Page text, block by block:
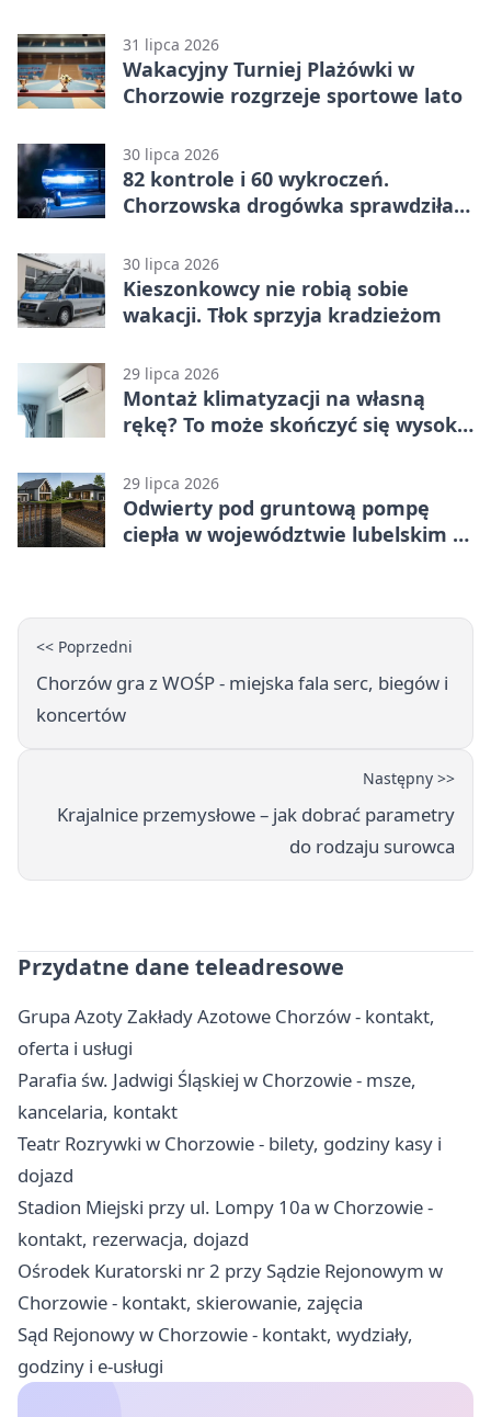
31 lipca 2026
Wakacyjny Turniej Plażówki w
Chorzowie rozgrzeje sportowe lato
30 lipca 2026
82 kontrole i 60 wykroczeń.
Chorzowska drogówka sprawdziła
30 lipca 2026
Kieszonkowcy nie robią sobie
wakacji. Tłok sprzyja kradzieżom
29 lipca 2026
Montaż klimatyzacji na własną
rękę? To może skończyć się wysoką
29 lipca 2026
Odwierty pod gruntową pompę
ciepła w województwie lubelskim -
<< Poprzedni
Chorzów gra z WOŚP - miejska fala serc, biegów i
koncertów
Następny >>
Krajalnice przemysłowe – jak dobrać parametry
do rodzaju surowca
Przydatne dane teleadresowe
Grupa Azoty Zakłady Azotowe Chorzów - kontakt,
oferta i usługi
Parafia św. Jadwigi Śląskiej w Chorzowie - msze,
kancelaria, kontakt
Teatr Rozrywki w Chorzowie - bilety, godziny kasy i
dojazd
Stadion Miejski przy ul. Lompy 10a w Chorzowie -
kontakt, rezerwacja, dojazd
Ośrodek Kuratorski nr 2 przy Sądzie Rejonowym w
Chorzowie - kontakt, skierowanie, zajęcia
Sąd Rejonowy w Chorzowie - kontakt, wydziały,
godziny i e-usługi